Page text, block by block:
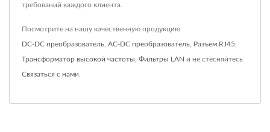
требований каждого клиента.
Посмотрите на нашу качественную продукцию
DC-DC преобразователь AC-DC преобразователь Разъем RJ45
Трансформатор высокой частоты Фильтры LAN и не стесняйтесь
Связаться с нами